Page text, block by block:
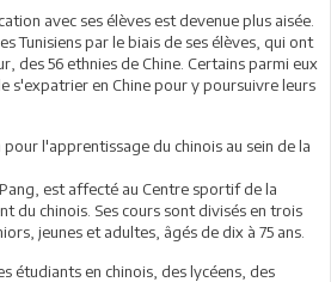
avec ses élèves est devenue plus aisée.
Tunisiens par le biais de ses élèves, qui ont
des 56 ethnies de Chine. Certains parmi eux
s'expatrier en Chine pour y poursuivre leurs
l'apprentissage du chinois au sein de la
est affecté au Centre sportif de la
du chinois. Ses cours sont divisés en trois
jeunes et adultes, âgés de dix à 75 ans.
étudiants en chinois, des lycéens, des